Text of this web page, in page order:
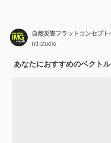
ntl-studio
あなたにおすすめのベクトル